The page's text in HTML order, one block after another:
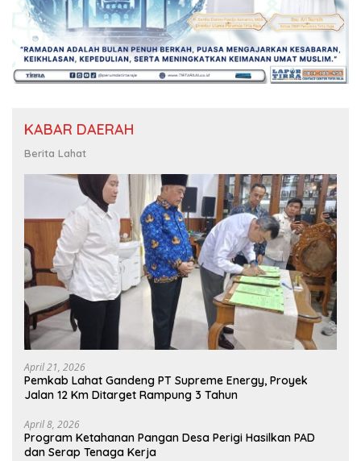
KABAR DAERAH
Berita Lahat
April 21, 2026
Pemkab Lahat Gandeng PT Supreme Energy, Proyek
Jalan 12 Km Ditarget Rampung 3 Tahun
April 8, 2026
Program Ketahanan Pangan Desa Perigi Hasilkan PAD
dan Serap Tenaga Kerja